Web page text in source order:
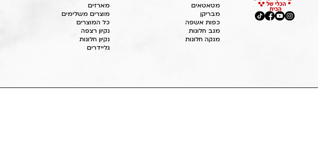
מטאטאים
מבריקן
כפות אשפה
מגב חלונות
מנקה חלונות
מארזים
מוצרים משלימים
כל המוצרים
נקיון רצפה
נקיון חלונות
גליידרים